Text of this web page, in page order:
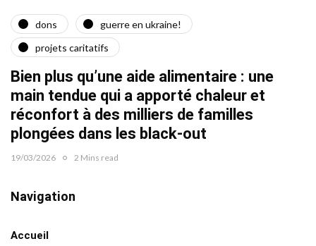
dons
guerre en ukraine!
projets caritatifs
Bien plus qu’une aide alimentaire : une
main tendue qui a apporté chaleur et
réconfort à des milliers de familles
plongées dans les black-out
19/03/2026 2 Mins read
Navigation
Accueil